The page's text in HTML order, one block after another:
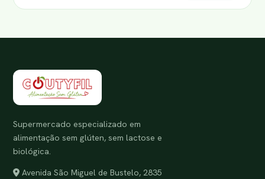
Supermercado especializado em
alimentação sem glúten, sem lactose e
biológica.
Avenida São Miguel de Bustelo, 2835